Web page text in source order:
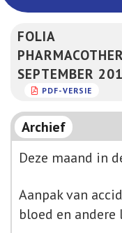
FOLIA
SEPTEMBER
PDF-VERSIE
Archief
Deze maand in
Aanpak van
bloed en